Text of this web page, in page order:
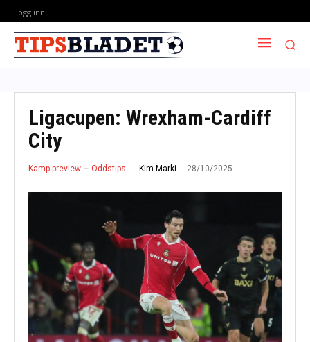
Logg inn
Ligacupen: Wrexham-Cardiff
City
Kamp-preview Oddstips Kim Marki 28/10/2025